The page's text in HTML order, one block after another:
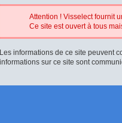
Attention ! Visselect fournit
Ce site est ouvert à tous
Les informations de ce site peuvent
informations sur ce site sont